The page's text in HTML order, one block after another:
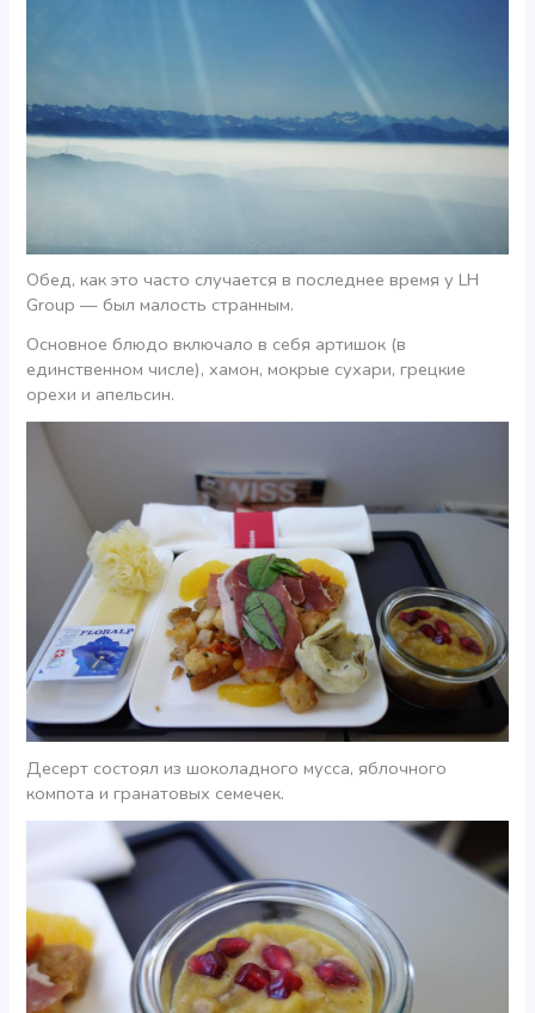
Обед, как это часто случается в последнее время у LH
Group — был малость странным.
Основное блюдо включало в себя артишок (в
единственном числе), хамон, мокрые сухари, грецкие
орехи и апельсин.
Десерт состоял из шоколадного мусса, яблочного
компота и гранатовых семечек.